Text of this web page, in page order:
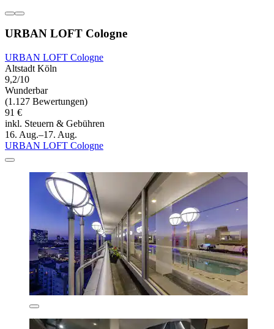
URBAN LOFT Cologne
URBAN LOFT Cologne
Altstadt Köln
9,2/10
Wunderbar
(1.127 Bewertungen)
91 €
inkl. Steuern & Gebühren
16. Aug.–17. Aug.
URBAN LOFT Cologne